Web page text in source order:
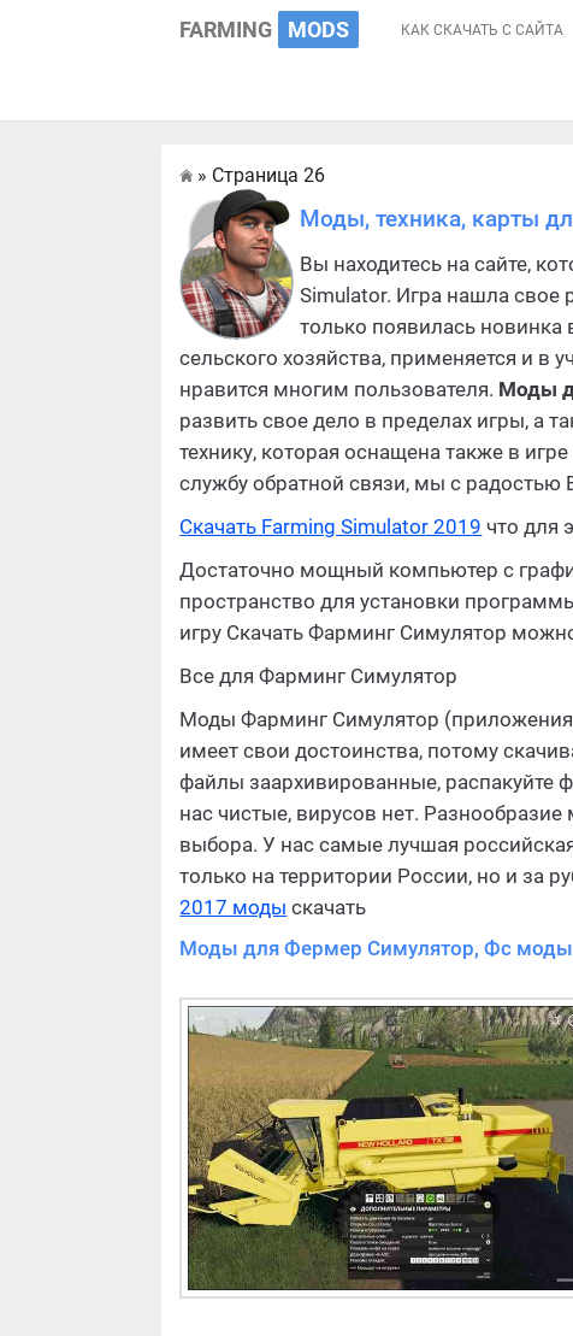
FARMING MODS КАК СКАЧАТЬ С САЙТА
Главная
» Страница 26
Моды, техника, карты
Вы находитесь на сайте,
Simulator. Игра нашла свое
только появилась новинка
сельского хозяйства, применяется и в
нравится многим пользователя. Моды
развить свое дело в пределах игры, а
технику, которая оснащена также в
службу обратной связи, мы с радостью
Скачать Farming Simulator 2019 что для
Достаточно мощный компьютер с
пространство для установки
игру Скачать Фарминг Симулятор
Все для Фарминг Симулятор
Моды Фарминг Симулятор
имеет свои достоинства, потому
файлы заархивированные, распакуйте
нас чистые, вирусов нет.
выбора. У нас самые лучшая
только на территории России, но и за
2017 моды скачать
Моды для Фермер Симулятор, Фс моды